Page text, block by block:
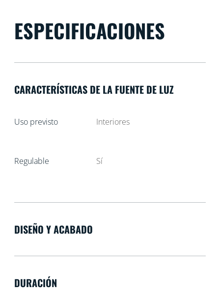
ESPECIFICACIONES
CARACTERÍSTICAS DE LA FUENTE DE LUZ
Uso previsto Interiores
Regulable Sí
DISEÑO Y ACABADO
DURACIÓN